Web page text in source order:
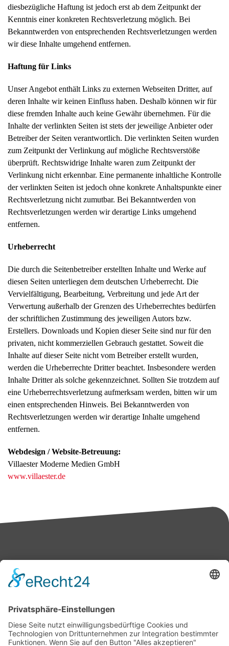
diesbezügliche Haftung ist jedoch erst ab dem Zeitpunkt der
Kenntnis einer konkreten Rechtsverletzung möglich. Bei
Bekanntwerden von entsprechenden Rechtsverletzungen werden
wir diese Inhalte umgehend entfernen.
Haftung für Links
Unser Angebot enthält Links zu externen Webseiten Dritter, auf
deren Inhalte wir keinen Einfluss haben. Deshalb können wir für
diese fremden Inhalte auch keine Gewähr übernehmen. Für die
Inhalte der verlinkten Seiten ist stets der jeweilige Anbieter oder
Betreiber der Seiten verantwortlich. Die verlinkten Seiten wurden
zum Zeitpunkt der Verlinkung auf mögliche Rechtsverstöße
überprüft. Rechtswidrige Inhalte waren zum Zeitpunkt der
Verlinkung nicht erkennbar. Eine permanente inhaltliche Kontrolle
der verlinkten Seiten ist jedoch ohne konkrete Anhaltspunkte einer
Rechtsverletzung nicht zumutbar. Bei Bekanntwerden von
Rechtsverletzungen werden wir derartige Links umgehend
entfernen.
Urheberrecht
Die durch die Seitenbetreiber erstellten Inhalte und Werke auf
diesen Seiten unterliegen dem deutschen Urheberrecht. Die
Vervielfältigung, Bearbeitung, Verbreitung und jede Art der
Verwertung außerhalb der Grenzen des Urheberrechtes bedürfen
der schriftlichen Zustimmung des jeweiligen Autors bzw.
Erstellers. Downloads und Kopien dieser Seite sind nur für den
privaten, nicht kommerziellen Gebrauch gestattet. Soweit die
Inhalte auf dieser Seite nicht vom Betreiber erstellt wurden,
werden die Urheberrechte Dritter beachtet. Insbesondere werden
Inhalte Dritter als solche gekennzeichnet. Sollten Sie trotzdem auf
eine Urheberrechtsverletzung aufmerksam werden, bitten wir um
einen entsprechenden Hinweis. Bei Bekanntwerden von
Rechtsverletzungen werden wir derartige Inhalte umgehend
entfernen.
Webdesign / Website-Betreuung:
Villaester Moderne Medien GmbH
www.villaester.de
Mitglied des Deutschen Bundestages
Presse & Downloads